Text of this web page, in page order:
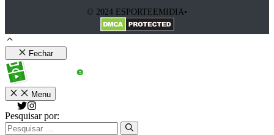
© 2024 ESPORTEEMIDIA•
Fechar
Menu
Pesquisar por: